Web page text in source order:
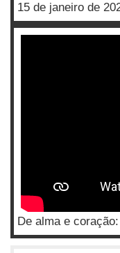
15 de janeiro de
De alma e